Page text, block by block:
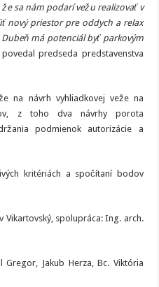
sa nám podarí vežu realizovať v
nový priestor pre oddych a relax
má potenciál byť parkovým
predseda predstavenstva
na návrh vyhliadkovej veže na
z toho dva návrhy porota
podmienok autorizácie a
kritériách a spočítaní bodov
Vikartovský, spolupráca: Ing. arch.
Jakub Herza, Bc. Viktória